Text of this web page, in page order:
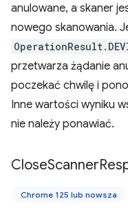
anulowane, a skaner
nowego skanowania.
przetwarza żądanie
poczekać chwilę i
Inne wartości wyniku
nie należy ponawiać.
CloseScanner
Chrome 125 lub nowsza